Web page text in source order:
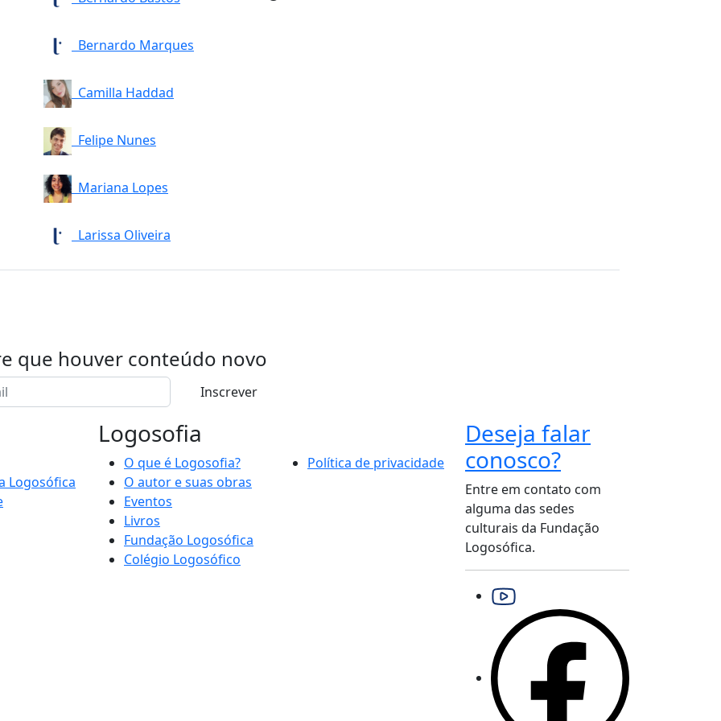
Bernardo Marques
Camilla Haddad
Felipe Nunes
Mariana Lopes
Larissa Oliveira
que houver conteúdo novo
Inscrever
Logosófica
Logosofia
O que é Logosofia?
O autor e suas obras
Eventos
Livros
Fundação Logosófica
Colégio Logosófico
Política de privacidade
Deseja falar
conosco?
Entre em contato com
alguma das sedes
culturais da Fundação
Logosófica.